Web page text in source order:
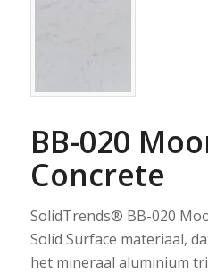
BB-020
Concrete
SolidTrends® BB-020
Solid Surface materiaal,
het mineraal aluminium